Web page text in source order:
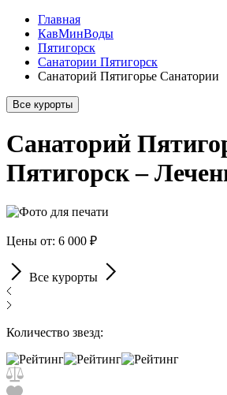
Главная
КавМинВоды
Пятигорск
Санатории Пятигорск
Санаторий Пятигорье Санатории
Все курорты
Санаторий
Пятигорск –
Цены от: 6 000 ₽
Все курорты
Количество звезд: